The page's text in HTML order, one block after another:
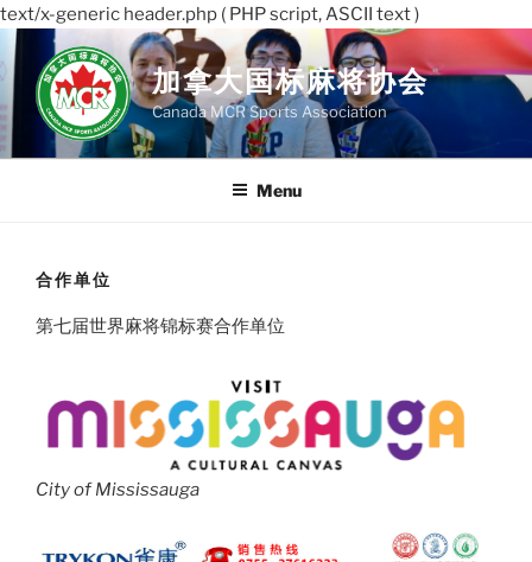
text/x-generic header.php ( PHP script, ASCII text )
Skip
to
content
加拿大国标麻将协会
Canada MCR Sports Association
Menu
合作单位
第七届世界麻将锦标赛合作单位
City of Mississauga